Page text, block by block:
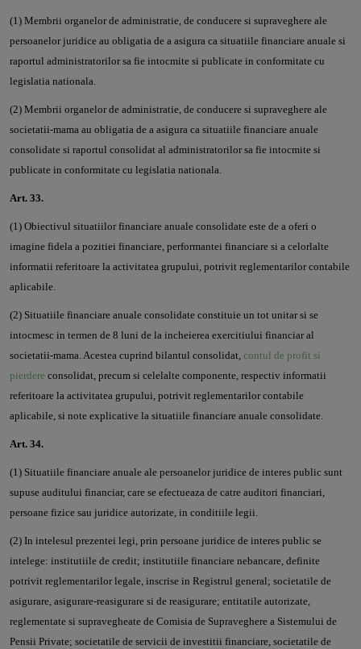
(1) Membrii organelor de administratie, de conducere si supraveghere ale
persoanelor juridice au obligatia de a asigura ca situatiile financiare anuale si
raportul administratorilor sa fie intocmite si publicate in conformitate cu
legislatia nationala.
(2) Membrii organelor de administratie, de conducere si supraveghere ale
societatii-mama au obligatia de a asigura ca situatiile financiare anuale
consolidate si raportul consolidat al administratorilor sa fie intocmite si
publicate in conformitate cu legislatia nationala.
Art. 33.
(1) Obiectivul situatiilor financiare anuale consolidate este de a oferi o
imagine fidela a pozitiei financiare, performantei financiare si a celorlalte
informatii referitoare la activitatea grupului, potrivit reglementarilor contabile
aplicabile.
(2) Situatiile financiare anuale consolidate constituie un tot unitar si se
intocmesc in termen de 8 luni de la incheierea exercitiului financiar al
societatii-mama. Acestea cuprind bilantul consolidat, contul de profit si
pierdere consolidat, precum si celelalte componente, respectiv informatii
referitoare la activitatea grupului, potrivit reglementarilor contabile
aplicabile, si note explicative la situatiile financiare anuale consolidate.
Art. 34.
(1) Situatiile financiare anuale ale persoanelor juridice de interes public sunt
supuse auditului financiar, care se efectueaza de catre auditori financiari,
persoane fizice sau juridice autorizate, in conditiile legii.
(2) In intelesul prezentei legi, prin persoane juridice de interes public se
intelege: institutiile de credit; institutiile financiare nebancare, definite
potrivit reglementarilor legale, inscrise in Registrul general; societatile de
asigurare, asigurare-reasigurare si de reasigurare; entitatile autorizate,
reglementate si supravegheate de Comisia de Supraveghere a Sistemului de
Pensii Private; societatile de servicii de investitii financiare, societatile de